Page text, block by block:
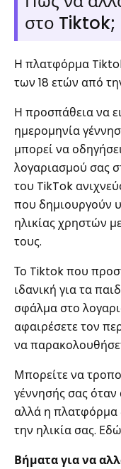
στο Tiktok;
Η πλατφόρμα
των 18 ετών από
Η προσπάθεια να
ημερομηνία
μπορεί να
λογαριασμού σας
του TikTok
που δημιουργούν
ηλικίας χρηστών
τους.
Το Tiktok που
ιδανική για τα
σφάλμα στο
αφαιρέσετε τον
να
Μπορείτε να
γέννησής σας
αλλά η πλατφόρμα
την ηλικία σας.
Βήματα για να